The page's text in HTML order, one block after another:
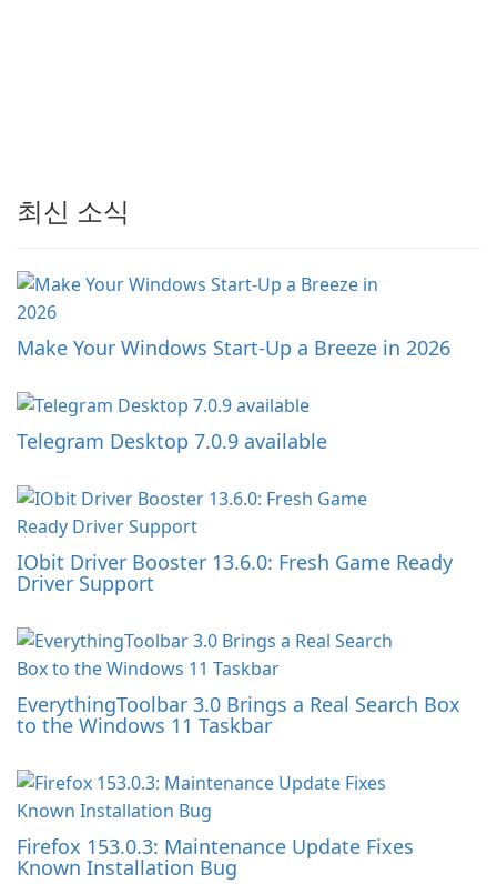
최신 소식
Make Your Windows Start-Up a Breeze in 2026
Telegram Desktop 7.0.9 available
IObit Driver Booster 13.6.0: Fresh Game Ready
Driver Support
EverythingToolbar 3.0 Brings a Real Search Box
to the Windows 11 Taskbar
Firefox 153.0.3: Maintenance Update Fixes
Known Installation Bug